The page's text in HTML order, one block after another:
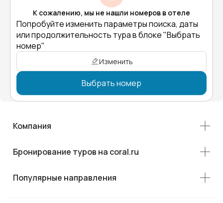
К сожалению, мы не нашли номеров в отеле
Попробуйте изменить параметры поиска, даты
или продолжительность тура в блоке "Выбрать
номер"
Изменить
Выбрать номер
Компания
Бронирование туров на coral.ru
Популярные направления